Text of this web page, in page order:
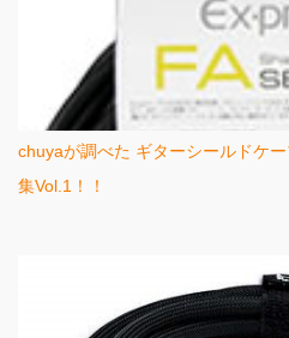
chuyaが調べた ギターシールドケ
集Vol.1！！